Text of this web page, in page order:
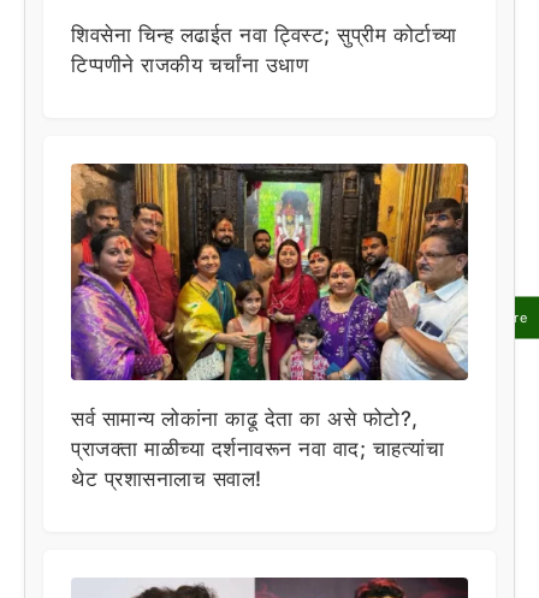
Share
शिवसेना चिन्ह लढाईत नवा ट्विस्ट; सुप्रीम कोर्टाच्या
टिप्पणीने राजकीय चर्चांना उधाण
सर्व सामान्य लोकांना काढू देता का असे फोटो?,
प्राजक्ता माळीच्या दर्शनावरून नवा वाद; चाहत्यांचा
थेट प्रशासनालाच सवाल!